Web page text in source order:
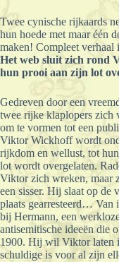
Twee cynische rijkaards
hun hoede met maar één
maken! Compleet verhaal
Het web sluit zich rond
hun prooi aan zijn lot
Gedreven door een
twee rijke klaplopers zich
om te vormen tot een
Viktor Wickhoff wordt
rijkdom en wellust, tot
lot wordt overgelaten.
Viktor zich wreken, maar
een sisser. Hij slaat op
plaats gearresteerd… Van
bij Hermann, een
antisemitische ideeën die
1900. Hij wil Viktor laten
schuldige is voor al zijn